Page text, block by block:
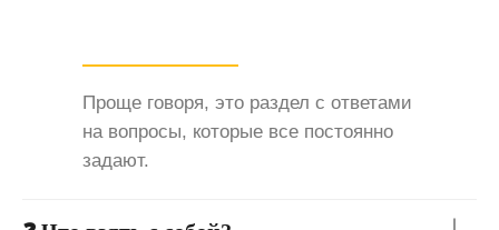
Проще говоря, это раздел с ответами
на вопросы, которые все постоянно
задают.